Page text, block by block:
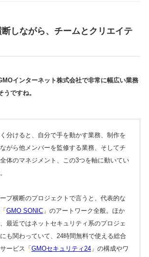
しながら、チームとクリエイテ
インターネット株式会社で非常に幅広い業務
ですね。
分けると、自分で手を動かす業務、制作を
がら他メンバーを監修する業務、そしてチ
体のマネジメント、この3つを軸に動いてい
プ横断のプロジェクトで言うと、代表的な
GMO SONIC」のアートワーク全般。ほか
最近ではネットセキュリティ系のプロジェ
も関わっていて、24時間無料で使える総合
ービス「 GMOセキュリティ24」の構成やワ